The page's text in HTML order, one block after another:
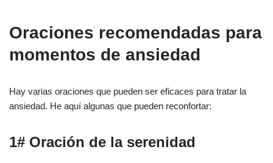
Oraciones recomendadas para
momentos de ansiedad
Hay varias oraciones que pueden ser eficaces para tratar la
ansiedad. He aquí algunas que pueden reconfortar:
1# Oración de la serenidad